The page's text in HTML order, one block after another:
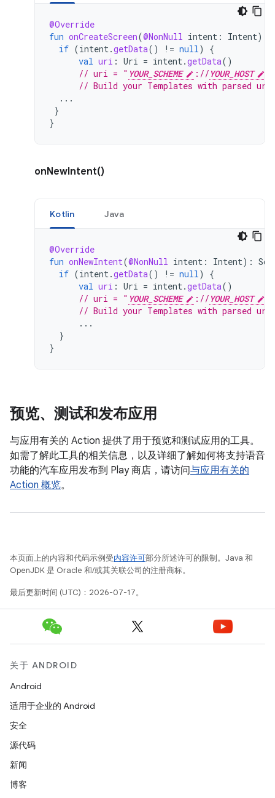
@Override
fun onCreateScreen(@NonNull intent : Intent):
if (intent.getData() != null)
{
val uri : Uri = intent.getData()
// uri = " YOUR_SCHEME :// YOUR_HOST
// Build your Templates with parsed uri
...
}
}
onNewIntent()
Kotlin Java
@Override
fun onNewIntent(@NonNull intent : Intent):
if (intent.getData() != null)
{
val uri : Uri = intent.getData()
// uri = " YOUR_SCHEME :// YOUR_HOST
// Build your Templates with parsed uri
...
}
}
预览、测试和发布应用
与应用有关的 Action 提供了用于预览和测试应用的工具。
如需了解此工具的相关信息，以及详细了解如何将支持语音
功能的汽车应用发布到 Play 商店，请访问与应用有关的
Action 概览。
本页面上的内容和代码示例受内容许可部分所述许可的限制。Java 和
OpenJDK 是 Oracle 和/或其关联公司的注册商标。
最后更新时间 (UTC)：2026-07-17。
关于 ANDROID
Android
适用于企业的 Android
安全
源代码
新闻
博客